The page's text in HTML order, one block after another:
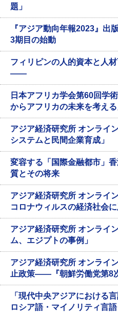
題」
『アジア動向年報2023』出
3期目の始動
フィリピンの人的資本と人
——
日本アフリカ学会第60回学
からアフリカの未来を考える
アジア経済研究所 オンライ
システムと民間企業育成」
変容する「国際金融都市」
質とその将来
アジア経済研究所 オンライ
コロナウィルスの経済社会に
アジア経済研究所 オンライ
ム、エジプトの事例」
アジア経済研究所 オンライ
止政策――『朝鮮労働党第8
「現代中央アジアにおける
ロシア語・マイノリティ言語